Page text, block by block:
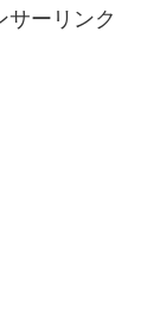
サーリンク